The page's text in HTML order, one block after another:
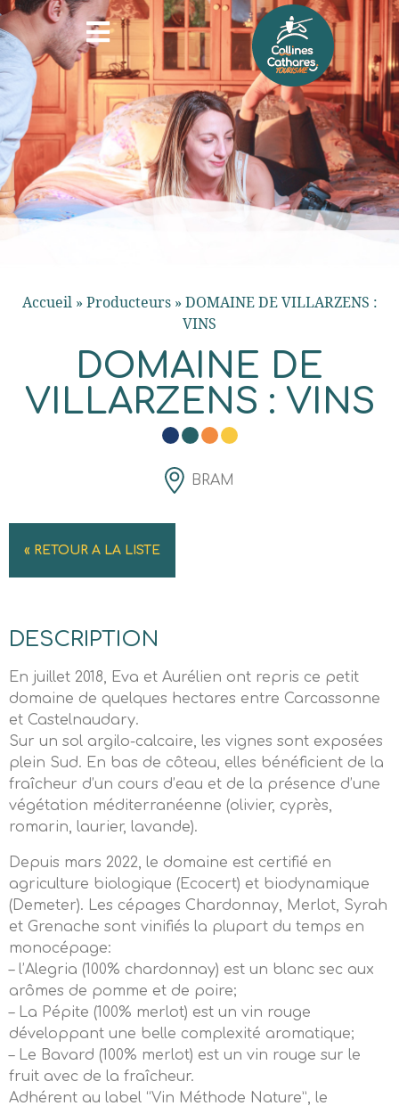
Accueil» Producteurs» DOMAINE DE VILLARZENS :
VINS
DOMAINE DE
VILLARZENS : VINS
BRAM
« RETOUR A LA LISTE
DESCRIPTION
En juillet 2018, Eva et Aurélien ont repris ce petit
domaine de quelques hectares entre Carcassonne
et Castelnaudary.
Sur un sol argilo-calcaire, les vignes sont exposées
plein Sud. En bas de côteau, elles bénéficient de la
fraîcheur d’un cours d’eau et de la présence d’une
végétation méditerranéenne (olivier, cyprès,
romarin, laurier, lavande).
Depuis mars 2022, le domaine est certifié en
agriculture biologique (Ecocert) et biodynamique
(Demeter). Les cépages Chardonnay, Merlot, Syrah
et Grenache sont vinifiés la plupart du temps en
monocépage:
– l’Alegria (100% chardonnay) est un blanc sec aux
arômes de pomme et de poire;
– La Pépite (100% merlot) est un vin rouge
développant une belle complexité aromatique;
– Le Bavard (100% merlot) est un vin rouge sur le
fruit avec de la fraîcheur.
Adhérent au label “Vin Méthode Nature”, le